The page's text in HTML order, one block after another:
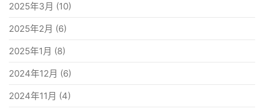
2025年3月 (10)
2025年2月 (6)
2025年1月 (8)
2024年12月 (6)
2024年11月 (4)